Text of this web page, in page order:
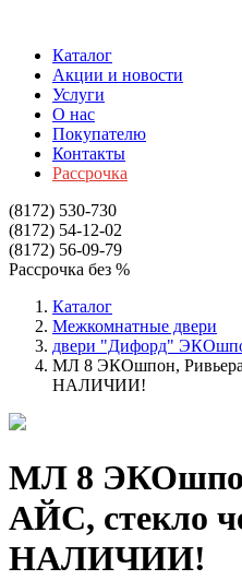
Каталог
Акции и новости
Услуги
О нас
Покупателю
Контакты
Рассрочка
(8172) 530-730
(8172) 54-12-02
(8172) 56-09-79
Рассрочка без %
Каталог
Межкомнатные двери
двери "Дифорд"
МЛ 8 ЭКОшпон,
НАЛИЧИИ!
МЛ 8
АЙС, стекло
НАЛИЧИИ!